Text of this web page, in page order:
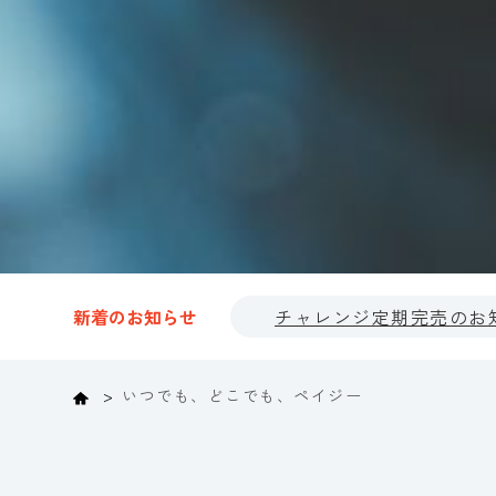
新着のお知らせ チャレンジ定期完売のお
Homeいつでも、どこでも、ペイジー